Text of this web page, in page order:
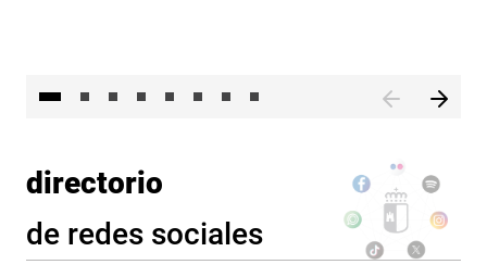
directorio
de redes sociales